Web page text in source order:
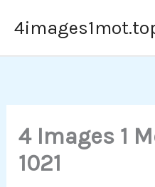
4 Images 1
1021